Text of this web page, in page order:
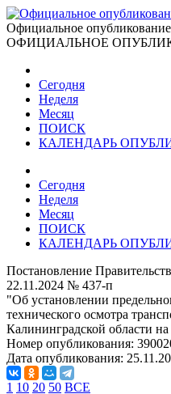
Официальное
ОФИЦИАЛЬНОЕ
Сегодня
Неделя
Месяц
ПОИСК
КАЛЕНДАРЬ
Сегодня
Неделя
Месяц
ПОИСК
КАЛЕНДАРЬ
Постановление
22.11.2024 № 437-п
"Об установлении
технического осмотра
Калининградской области
Номер опубликования:
Дата опубликования:
1 10 20 50 ВСЕ